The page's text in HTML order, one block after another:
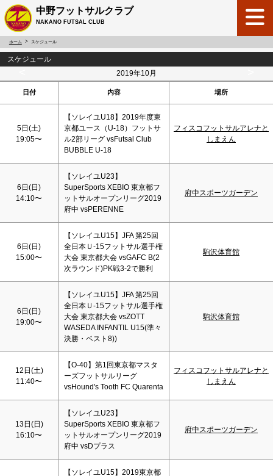
中野フットサルクラブ
NAKANO FUTSAL CLUB
ホーム スケジュール
スケジュール
2019年10月
日付 内容 場所
5日(土)
19:05〜
【ソレイユU18】2019年度東
京都ユース（U-18）フットサ
ル2部リーグ vsFutsal Club
BUBBLE U-18
フィスコフットサルアレナと
しまえん
6日(日)
14:10〜
【ソレイユU23】
SuperSports XEBIO 東京都フ
ットサルオープンリーグ2019
府中 vsPERENNE
府中スポーツガーデン
6日(日)
15:00〜
【ソレイユU15】JFA 第25回
全日本Ｕ-15フットサル選手権
大会 東京都大会 vsGAFC B(2
次ラウンド)PK戦3-2で勝利
駒沢体育館
6日(日)
19:00〜
【ソレイユU15】JFA 第25回
全日本Ｕ-15フットサル選手権
大会 東京都大会 vsZOTT
WASEDA INFANTIL U15(準々
決勝・ベスト8))
駒沢体育館
12日(土)
11:40〜
【O-40】第1回東京都マスタ
ーズフットサルリーグ
vsHound's Tooth FC Quarenta
フィスコフットサルアレナと
しまえん
13日(日)
16:10〜
【ソレイユU23】
SuperSports XEBIO 東京都フ
ットサルオープンリーグ2019
府中 vsDプラス
府中スポーツガーデン
【ソレイユU15】2019東京都